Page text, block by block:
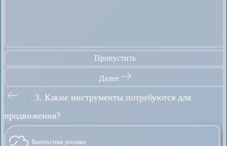
Пропустить
Далее
3. Какие инструменты потребуются для
продвижения?
Контекстная реклама